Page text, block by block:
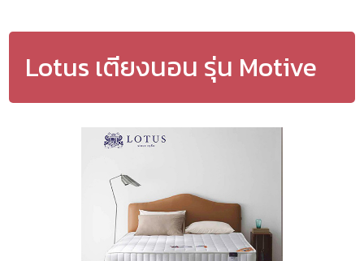
Lotus เตียงนอน รุ่น Motive